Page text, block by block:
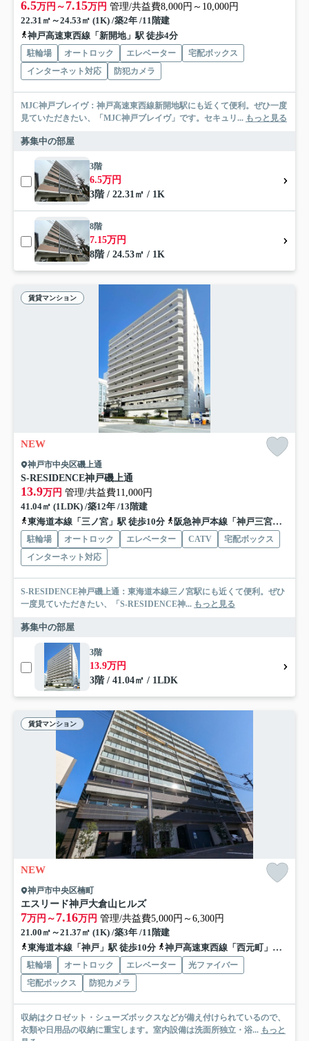
6.5万円～ 7.15万円 管理/共益費8,000円～10,000円
22.31㎡～24.53㎡ (1K) /築2年 /11階建
神戸高速東西線「新開地」駅 徒歩4分
駐輪場 オートロック エレベーター
宅配ボックス
インターネット対応
防犯カメラ
MJC神戸ブレイヴ：神戸高速東西線新開地駅にも近くて便利。ぜひ一度
見ていただきたい、「MJC神戸ブレイヴ」です。セキュリ... もっと見る
募集中の部屋
3階
6.5万円
3階 / 22.31㎡ / 1K
8階
7.15万円
8階 / 24.53㎡ / 1K
賃貸マンション
NEW
神戸市中央区磯上通
S-RESIDENCE神戸磯上通
13.9万円 管理/共益費11,000円
41.04㎡ (1LDK) /築12年 /13階建
東海道本線「三ノ宮」駅 徒歩10分
阪急神戸本線「神戸三宮」駅 徒歩10分
駐輪場 オートロック エレベーター CATV
宅配ボックス
インターネット対応
S-RESIDENCE神戸磯上通：東海道本線三ノ宮駅にも近くて便利。ぜひ
一度見ていただきたい、「S-RESIDENCE神... もっと見る
募集中の部屋
3階
13.9万円
3階 / 41.04㎡ / 1LDK
賃貸マンション
NEW
神戸市中央区楠町
エスリード神戸大倉山ヒルズ
7万円～ 7.16万円 管理/共益費5,000円～6,300円
21.00㎡～21.37㎡ (1K) /築3年 /11階建
東海道本線「神戸」駅 徒歩10分
神戸高速東西線「西元町」駅 徒歩9分
駐輪場 オートロック エレベーター
光ファイバー
宅配ボックス
防犯カメラ
収納はクロゼット・シューズボックスなどが備え付けられているので、
衣類や日用品の収納に重宝します。室内設備は洗面所独立・浴... もっと